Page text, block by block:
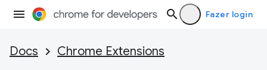
Fazer login
Docs Chrome Extensions